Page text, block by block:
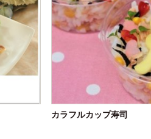
カラフルカップ寿司